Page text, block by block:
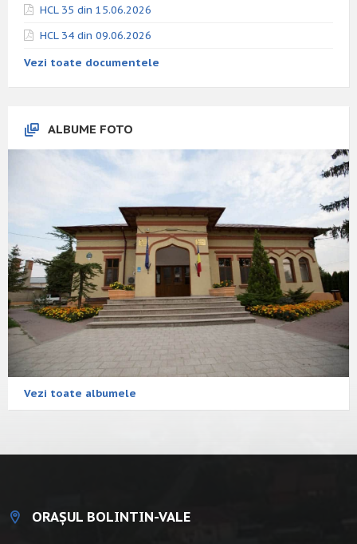
HCL 35 din 15.06.2026
HCL 34 din 09.06.2026
Vezi toate documentele
ALBUME FOTO
Vezi toate albumele
ORAȘUL BOLINTIN-VALE